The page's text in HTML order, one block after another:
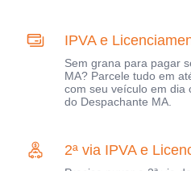
IPVA e
Sem grana para pagar
MA? Parcele tudo em
com seu veículo em dia
do Despachante MA.
2ª via IPVA e